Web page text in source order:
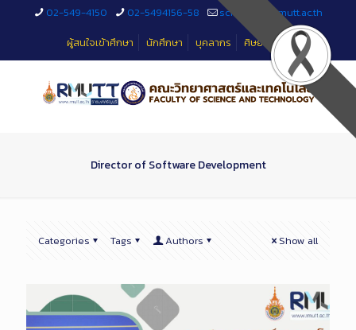
02-549-4150 02-5494156-58
sciteched@rmutt.ac.th
ผู้สนใจเข้าศึกษา
นักศึกษา บุคลากร ศิษย์เก่า
Director of Software Development
Categories Tags Authors Show all